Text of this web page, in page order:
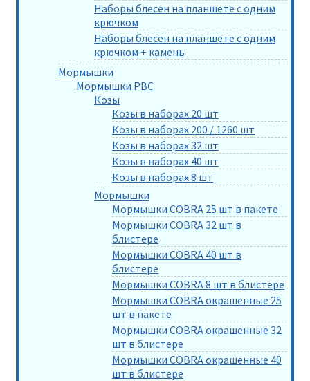
Наборы блесен на планшете с одним
крючком
Наборы блесен на планшете с одним
крючком + камень
Мормышки
Мормышки РВС
Козы
Козы в наборах 20 шт
Козы в наборах 200 / 1260 шт
Козы в наборах 32 шт
Козы в наборах 40 шт
Козы в наборах 8 шт
Мормышки
Мормышки COBRA 25 шт в пакете
Мормышки COBRA 32 шт в
блистере
Мормышки COBRA 40 шт в
блистере
Мормышки COBRA 8 шт в блистере
Мормышки COBRA окрашенные 25
шт в пакете
Мормышки COBRA окрашенные 32
шт в блистере
Мормышки COBRA окрашенные 40
шт в блистере